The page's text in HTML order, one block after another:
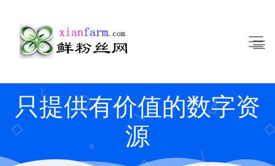
只提供有价值的数字资
源